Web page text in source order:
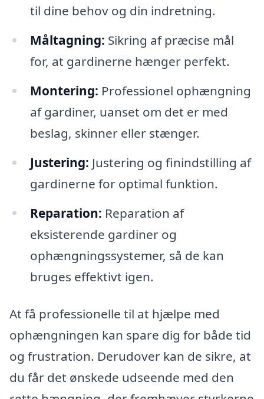
til dine behov og din indretning.
Måltagning: Sikring af præcise mål
for, at gardinerne hænger perfekt.
Montering: Professionel ophængning
af gardiner, uanset om det er med
beslag, skinner eller stænger.
Justering: Justering og finindstilling af
gardinerne for optimal funktion.
Reparation: Reparation af
eksisterende gardiner og
ophængningssystemer, så de kan
bruges effektivt igen.
At få professionelle til at hjælpe med
ophængningen kan spare dig for både tid
og frustration. Derudover kan de sikre, at
du får det ønskede udseende med den